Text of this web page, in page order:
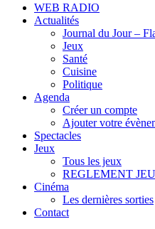
WEB RADIO
Actualités
Journal du Jour –
Jeux
Santé
Cuisine
Politique
Agenda
Créer un compte
Ajouter votre
Spectacles
Jeux
Tous les jeux
REGLEMENT
Cinéma
Les dernières sorties
Contact